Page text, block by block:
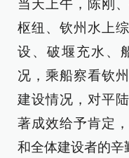
当天上午，陈刚
枢纽、钦州水上
设、破堰充水、
况，乘船察看钦
建设情况，对平
著成效给予肯定
和全体建设者的辛